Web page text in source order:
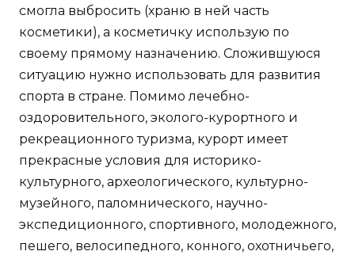
смогла выбросить (храню в ней часть
косметики), а косметичку использую по
своему прямому назначению. Сложившуюся
ситуацию нужно использовать для развития
спорта в стране. Помимо лечебно-
оздоровительного, эколого-курортного и
рекреационного туризма, курорт имеет
прекрасные условия для историко-
культурного, археологического, культурно-
музейного, паломнического, научно-
экспедиционного, спортивного, молодежного,
пешего, велосипедного, конного, охотничьего,